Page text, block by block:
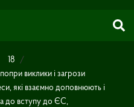
18
виклики і загрози
які взаємно доповнюють і
до вступу до ЄС,